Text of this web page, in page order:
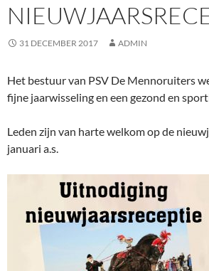
31 DECEMBER 2017 ADMIN
Het bestuur van PSV De Mennoruiters
fijne jaarwisseling en een gezond en
Leden zijn van harte welkom op de
januari a.s.